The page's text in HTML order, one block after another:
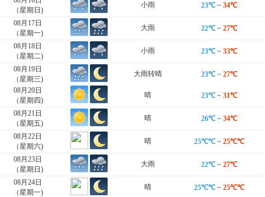
（星期日)
小雨 23℃ ~ 34℃
08月17日
（星期一)
大雨 22℃ ~ 27℃
08月18日
（星期二)
小雨 23℃ ~ 33℃
08月19日
（星期三)
大雨转晴 23℃ ~ 27℃
08月20日
（星期四)
晴 23℃ ~ 31℃
08月21日
（星期五)
晴 26℃ ~ 34℃
08月22日
（星期六)
晴 25℃℃ ~ 25℃℃
08月23日
（星期日)
大雨 22℃ ~ 27℃
08月24日
（星期一)
晴 25℃℃ ~ 25℃℃